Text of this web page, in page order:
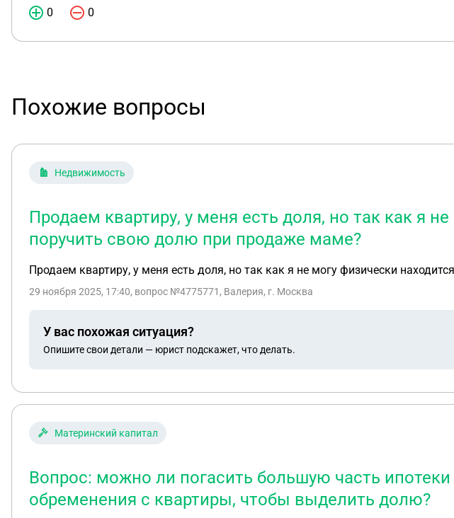
0 0
Похожие вопросы
Недвижимость
Продаем квартиру, у меня есть доля, но так как я
поручить свою долю при продаже маме?
Продаем квартиру, у меня есть доля, но так как я не могу физически
29 ноября 2025, 17:40, вопрос №4775771, Валерия, г. Москва
У вас похожая ситуация?
Опишите свои детали — юрист подскажет, что делать.
Материнский капитал
Вопрос: можно ли погасить большую часть
обременения с квартиры, чтобы выделить долю?